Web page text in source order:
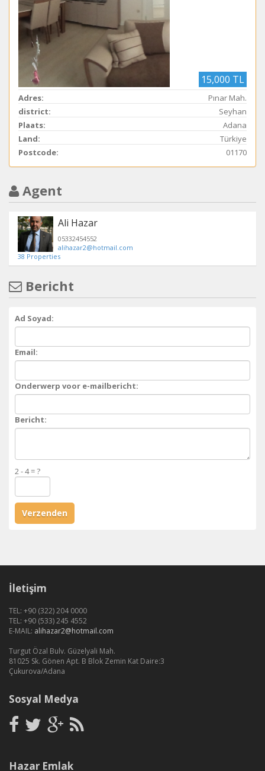
15,000 TL
Adres:
Pınar Mah.
district:
Seyhan
Plaats:
Adana
Land:
Türkiye
Postcode:
01170
Agent
Ali Hazar
05332454552
alihazar2@hotmail.com
38 Properties
Bericht
Ad Soyad:
Email:
Onderwerp voor e-mailbericht:
Bericht:
2 - 4 = ?
Verzenden
İletişim
TEL: +90 (322) 204 0000
TEL: +90 (533) 245 4552
E-MAIL: alihazar2@hotmail.com
Turgut Özal Bulv. Güzelyali Mah.
81025 Sk. Gönen Apt. B Blok Zemin Kat Daire:3
Çukurova/Adana
Sosyal Medya
Hazar Emlak